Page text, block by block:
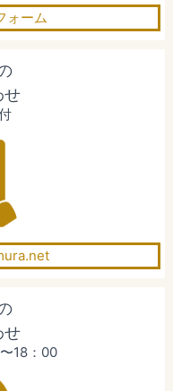
ォーム
せ
せ
18：00